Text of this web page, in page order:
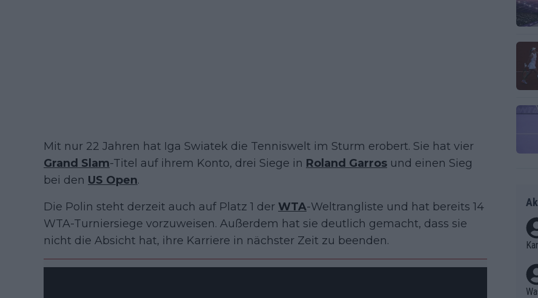
Mit nur 22 Jahren hat Iga Swiatek die Tenniswelt im Sturm erobert. Sie hat vier
Grand Slam-Titel auf ihrem Konto, drei Siege in Roland Garros und einen Sieg
bei den US Open.
Die Polin steht derzeit auch auf Platz 1 der WTA-Weltrangliste und hat bereits 14
WTA-Turniersiege vorzuweisen. Außerdem hat sie deutlich gemacht, dass sie
nicht die Absicht hat, ihre Karriere in nächster Zeit zu beenden.